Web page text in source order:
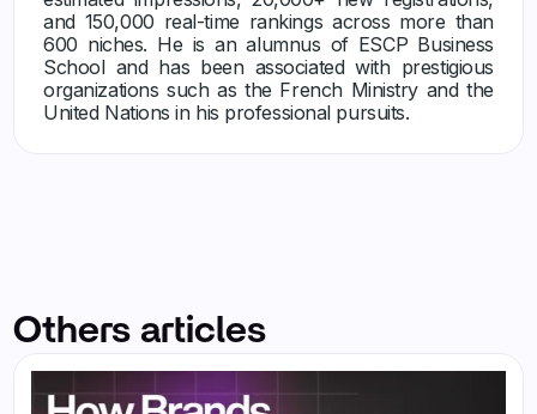
and 150,000 real-time rankings across more than
600 niches. He is an alumnus of ESCP Business
School and has been associated with prestigious
organizations such as the French Ministry and the
United Nations in his professional pursuits.
Others articles